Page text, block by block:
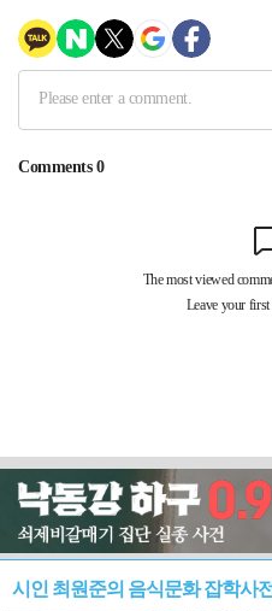
시인 최원준의 음식문화 잡학사전